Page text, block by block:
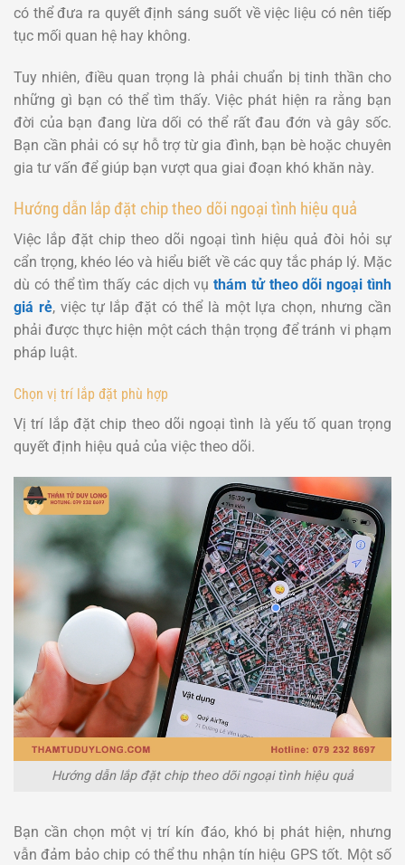
có thể đưa ra quyết định sáng suốt về việc liệu có nên tiếp
tục mối quan hệ hay không.
Tuy nhiên, điều quan trọng là phải chuẩn bị tinh thần cho
những gì bạn có thể tìm thấy. Việc phát hiện ra rằng bạn
đời của bạn đang lừa dối có thể rất đau đớn và gây sốc.
Bạn cần phải có sự hỗ trợ từ gia đình, bạn bè hoặc chuyên
gia tư vấn để giúp bạn vượt qua giai đoạn khó khăn này.
Hướng dẫn lắp đặt chip theo dõi ngoại tình hiệu quả
Việc lắp đặt chip theo dõi ngoại tình hiệu quả đòi hỏi sự
cẩn trọng, khéo léo và hiểu biết về các quy tắc pháp lý. Mặc
dù có thể tìm thấy các dịch vụthám tử theo dõi ngoại tình
giá rẻ, việc tự lắp đặt có thể là một lựa chọn, nhưng cần
phải được thực hiện một cách thận trọng để tránh vi phạm
pháp luật.
Chọn vị trí lắp đặt phù hợp
Vị trí lắp đặt chip theo dõi ngoại tình là yếu tố quan trọng
quyết định hiệu quả của việc theo dõi.
Hướng dẫn lắp đặt chip theo dõi ngoại tình hiệu quả
Bạn cần chọn một vị trí kín đáo, khó bị phát hiện, nhưng
vẫn đảm bảo chip có thể thu nhận tín hiệu GPS tốt. Một số